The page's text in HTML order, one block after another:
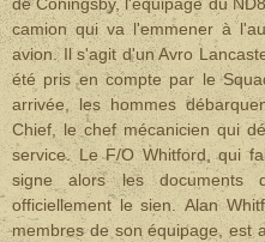
camion qui va l'emmener à
avion. Il s'agit d'un Avro
été pris en compte par le
arrivée, les hommes
Chief, le chef mécanicien qui
service. Le F/O Whitford, qui
signe alors les documents
officiellement le sien. Alan
membres de son équipage, est